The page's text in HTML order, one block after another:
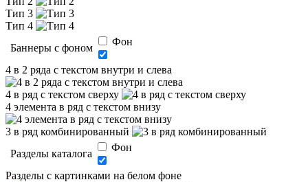
Тип 3
Тип 4
Баннеры с фоном
Фон
4 в 2 ряда с текстом внутри и слева
4 в ряд с текстом сверху
4 элемента в ряд с текстом внизу
3 в ряд комбинированный
Разделы каталога
Фон
Разделы с картинками на белом фоне